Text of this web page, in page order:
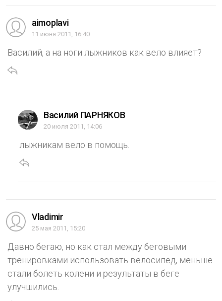
aimoplavi
11 июня 2011, 16:40
Василий, а на ноги лыжников как вело влияет?
Василий ПАРНЯКОВ
20 июля 2011, 14:06
лыжникам вело в помощь.
Vladimir
25 мая 2011, 15:20
Давно бегаю, но как стал между беговыми
тренировками использовать велосипед, меньше
стали болеть колени и результаты в беге
улучшились.